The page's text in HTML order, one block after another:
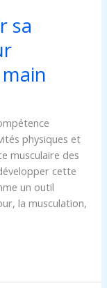
sa
physiques et
musculaire des
cette
un outil
la musculation,